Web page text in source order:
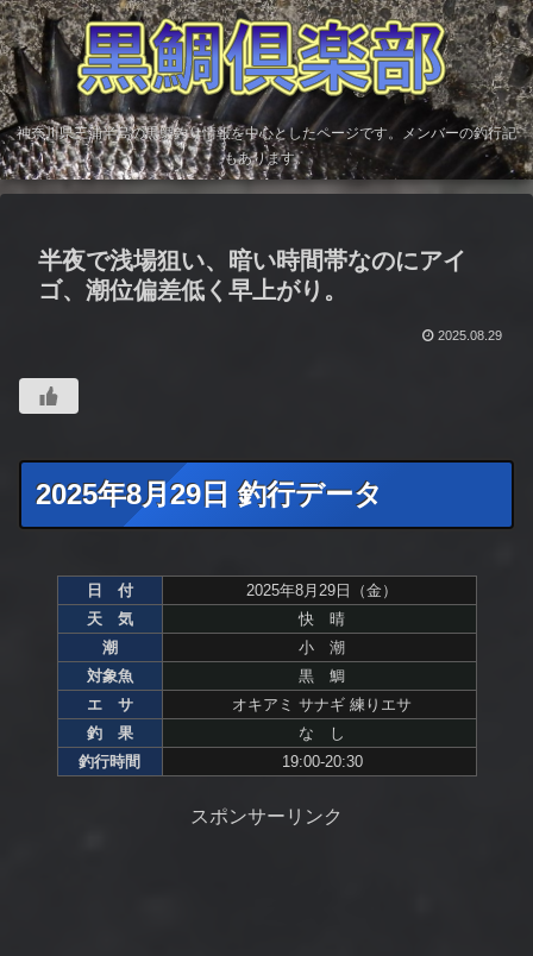
神奈川県三浦半島の黒鯛釣り情報を中心としたページです。メンバーの釣行記
もあります。
半夜で浅場狙い、暗い時間帯なのにアイ
ゴ、潮位偏差低く早上がり。
2025.08.29
2025年8月29日 釣行データ
日 付
2025年8月29日（金）
天 気
快 晴
潮
小 潮
対象魚
黒 鯛
エ サ
オキアミ サナギ 練りエサ
釣 果
な し
釣行時間
19:00-20:30
スポンサーリンク